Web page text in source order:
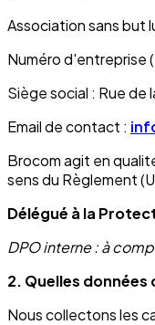
Association sans but
Numéro d'entreprise
Siège social : Rue de
Email de contact :
Brocom agit en
sens du Règlement
Délégué à la
DPO interne : à
2. Quelles
Nous collectons les